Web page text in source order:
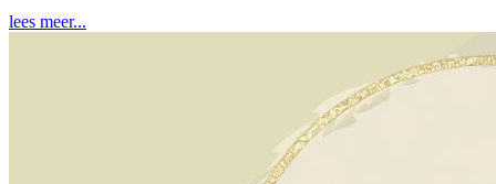
lees meer...